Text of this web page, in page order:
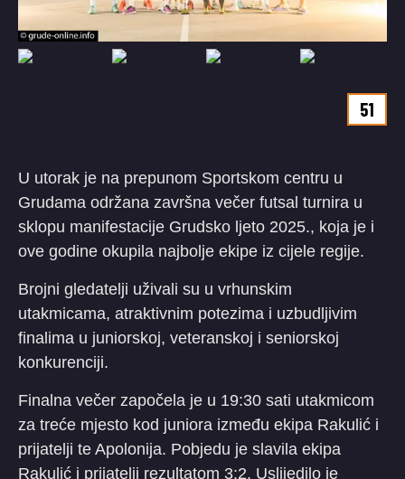
51
U utorak je na prepunom Sportskom centru u
Grudama održana završna večer futsal turnira u
sklopu manifestacije Grudsko ljeto 2025., koja je i
ove godine okupila najbolje ekipe iz cijele regije.
Brojni gledatelji uživali su u vrhunskim
utakmicama, atraktivnim potezima i uzbudljivim
finalima u juniorskoj, veteranskoj i seniorskoj
konkurenciji.
Finalna večer započela je u 19:30 sati utakmicom
za treće mjesto kod juniora između ekipa Rakulić i
prijatelji te Apolonija. Pobjedu je slavila ekipa
Rakulić i prijatelji rezultatom 3:2. Uslijedilo je